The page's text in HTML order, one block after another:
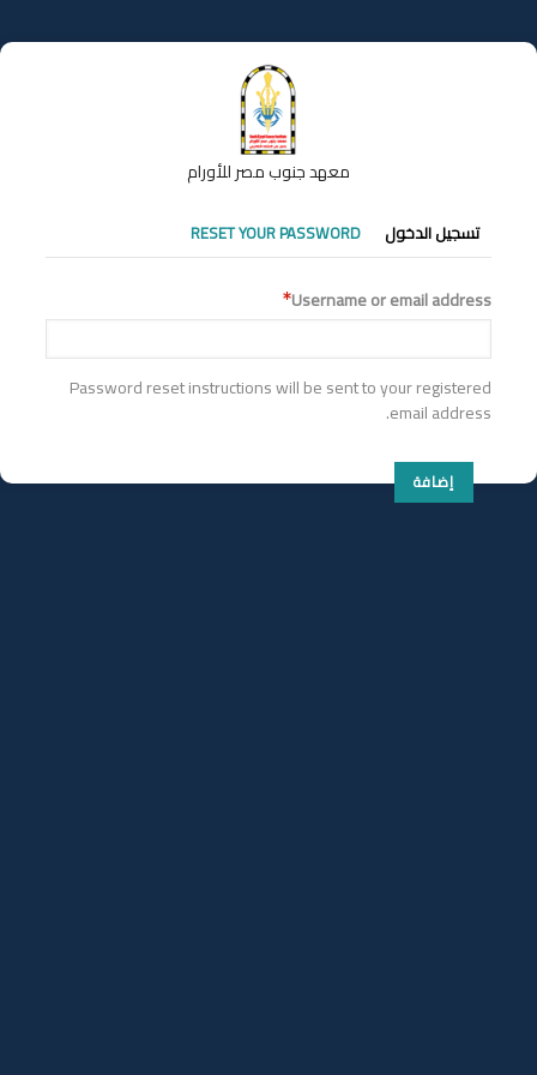
إلى
المحتوى
معهد جنوب مصر للأورام
التبويبات
الأساسية
تسجيل الدخول RESET YOUR PASSWORD
Username or email address
Password reset instructions will be sent to your registered
email address.